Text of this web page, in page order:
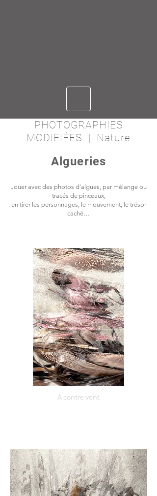
PHOTOGRAPHIES
MODIFIÉES | Nature
Algueries
Jouer avec des photos d'algues, par mélange ou
tracés de pinceaux,
en tirer les personnages, le mouvement, le trésor
caché…
À contre vent